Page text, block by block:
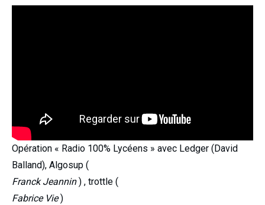
Opération « Radio 100% Lycéens » avec Ledger (David
Balland), Algosup (
Franck Jeannin) , trottle (
Fabrice Vie)